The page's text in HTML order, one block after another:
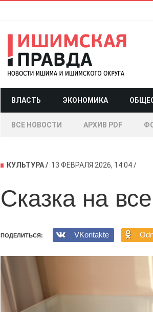
ВЛАСТЬ ЭКОНОМИКА
ВСЕ НОВОСТИ АРХИВ PDF
КУЛЬТУРА 13 ФЕВРАЛЯ 2026, 14:04
Сказка на
ПОДЕЛИТЬСЯ: VKontakte